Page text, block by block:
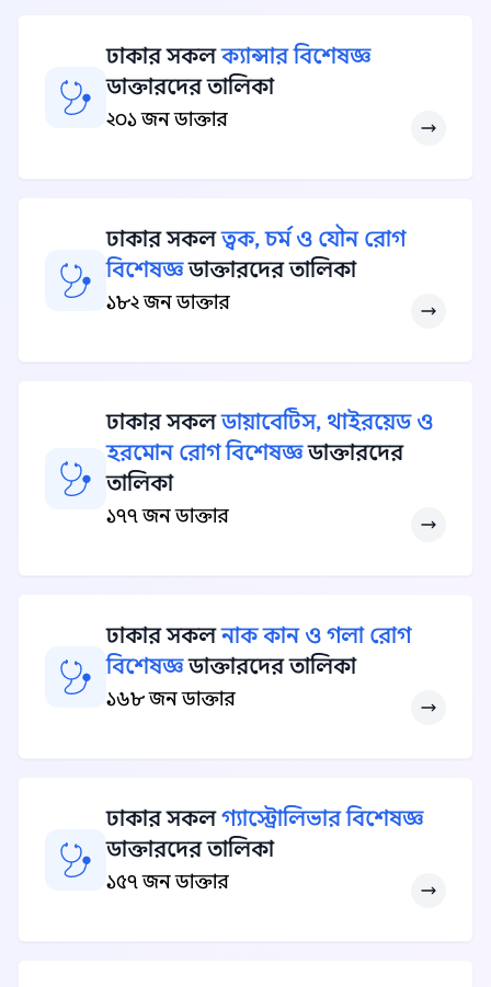
ঢাকার সকলক্যান্সার বিশেষজ্ঞ
ডাক্তারদের তালিকা
২০১ জন ডাক্তার
ঢাকার সকলত্বক, চর্ম ও যৌন রোগ
বিশেষজ্ঞডাক্তারদের তালিকা
১৮২ জন ডাক্তার
ঢাকার সকলডায়াবেটিস, থাইরয়েড ও
হরমোন রোগ বিশেষজ্ঞডাক্তারদের
তালিকা
১৭৭ জন ডাক্তার
ঢাকার সকলনাক কান ও গলা রোগ
বিশেষজ্ঞডাক্তারদের তালিকা
১৬৮ জন ডাক্তার
ঢাকার সকলগ্যাস্ট্রোলিভার বিশেষজ্ঞ
ডাক্তারদের তালিকা
১৫৭ জন ডাক্তার